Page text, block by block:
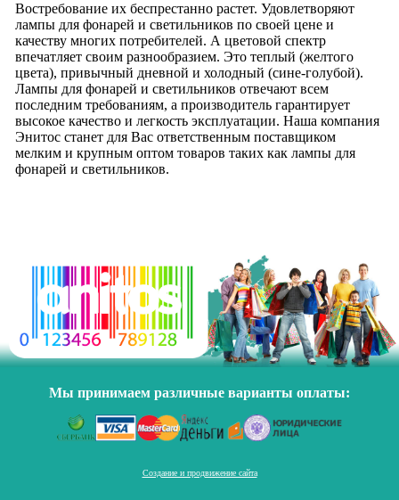
Востребование их беспрестанно растет. Удовлетворяют
лампы для фонарей и светильников по своей цене и
качеству многих потребителей. А цветовой спектр
впечатляет своим разнообразием. Это теплый (желтого
цвета), привычный дневной и холодный (сине-голубой).
Лампы для фонарей и светильников отвечают всем
последним требованиям, а производитель гарантирует
высокое качество и легкость эксплуатации. Наша компания
Энитос станет для Вас ответственным поставщиком
мелким и крупным оптом товаров таких как лампы для
фонарей и светильников.
Мы принимаем различные варианты оплаты:
Создание и продвижение сайта